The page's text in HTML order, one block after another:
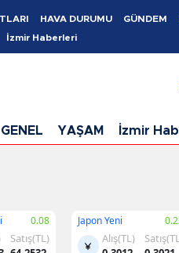
HAVA DURUMU GÜNDEM
İzmir Haberleri
GENEL YAŞAM İzmir
0.08
Satış(TL)
Japon Yeni
Alış(TL)